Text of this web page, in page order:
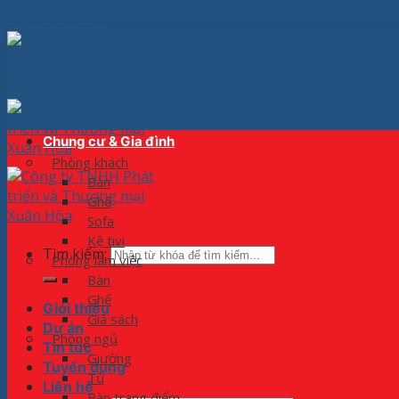
Tìm kiếm:
Giới thiệu
Dự án
Tin tức
Tuyển dụng
Liên hệ
Chung cư & Gia đình
Phòng khách
Bàn
Ghế
Sofa
Kệ tivi
Phòng làm việc
Bàn
Ghế
Giá sách
Phòng ngủ
Giường
Tủ